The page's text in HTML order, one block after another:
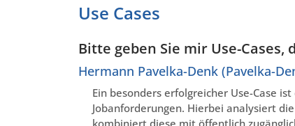
Use Cases
Bitte geben Sie mir Use-
Hermann Pavelka-Denk (Pavelka-
Ein besonders erfolgreicher Use-Case
Jobanforderungen. Hierbei analysiert
kombiniert diese mit öffentlich